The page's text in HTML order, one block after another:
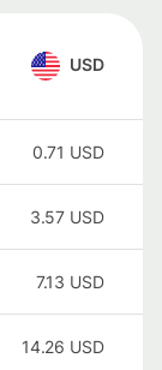
USD
0.71 USD
3.57 USD
7.13 USD
14.26 USD